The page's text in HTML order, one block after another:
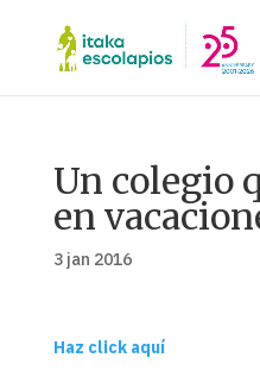
Un colegio
en
3 jan 2016
Haz click aquí